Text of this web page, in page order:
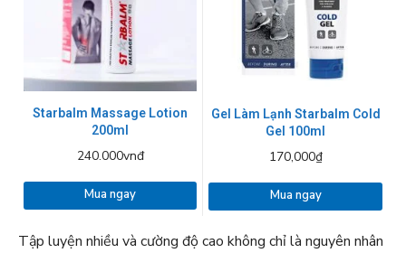
Starbalm Massage Lotion
200ml
240.000vnđ
Mua ngay
Gel Làm Lạnh Starbalm Cold
Gel 100ml
170,000₫
Mua ngay
Tập luyện nhiều và cường độ cao không chỉ là nguyên nhân